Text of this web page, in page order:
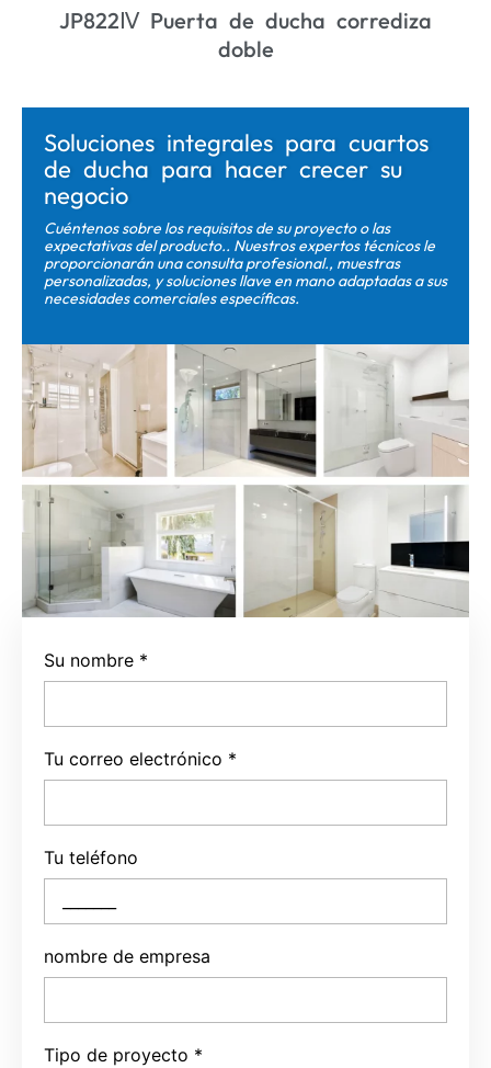
JP822Ⅳ Puerta de ducha corrediza
doble
Soluciones integrales para cuartos
de ducha para hacer crecer su
negocio
Cuéntenos sobre los requisitos de su proyecto o las
expectativas del producto.. Nuestros expertos técnicos le
proporcionarán una consulta profesional., muestras
personalizadas, y soluciones llave en mano adaptadas a sus
necesidades comerciales específicas.
Su nombre *
Tu correo electrónico *
Tu teléfono
nombre de empresa
Tipo de proyecto *